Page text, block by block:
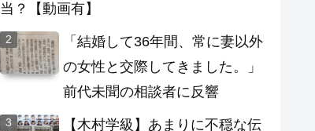
当？【動画有】
「結婚して36年間、常に妻以外
の女性と交際してきました。」
前代未聞の相談者に反響
【木村学級】あまりに不穏な伝